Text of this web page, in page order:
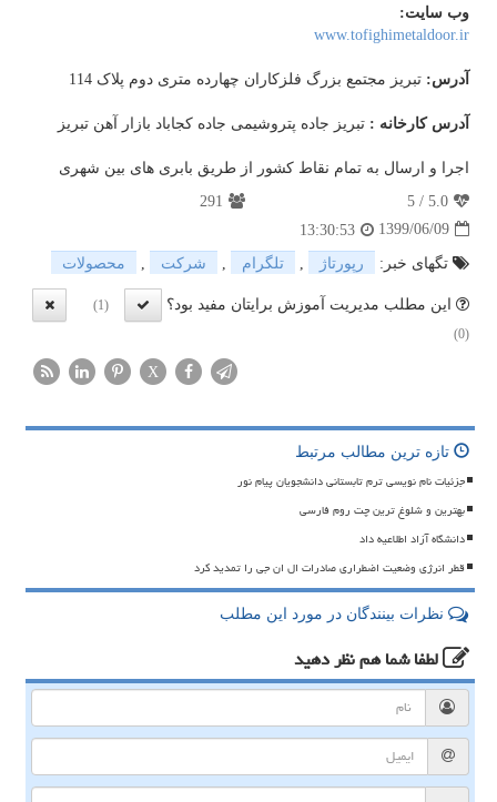
وب سایت:
www.tofighimetaldoor.ir
آدرس: تبریز مجتمع بزرگ فلزکاران چهارده متری دوم پلاک 114
آدرس کارخانه : تبریز جاده پتروشیمی جاده کجاباد بازار آهن تبریز
اجرا و ارسال به تمام نقاط کشور از طریق بابری های بین شهری
5.0
/
5
291
1399/06/09
13:30:53
تگهای خبر:
رپورتاژ , تلگرام , شركت , محصولات
این مطلب مدیریت آموزش برایتان مفید بود؟
(1)
(0)
X
تازه ترین مطالب مرتبط
جزئیات نام نویسی ترم تابستانی دانشجویان پیام نور
بهترین و شلوغ ترین چت روم فارسی
دانشگاه آزاد اطلاعیه داد
قطر انرژی وضعیت اضطراری صادرات ال ان جی را تمدید کرد
نظرات بینندگان در مورد این مطلب
لطفا شما همنظر دهید